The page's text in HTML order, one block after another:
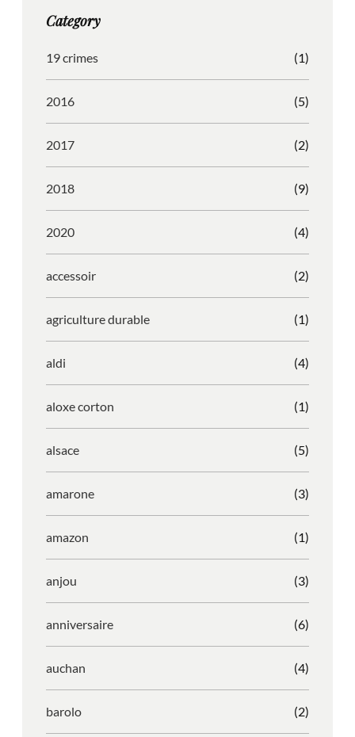
r
m
o
Category
19 crimes (1)
2016 (5)
2017 (2)
2018 (9)
2020 (4)
accessoir (2)
agriculture durable (1)
aldi (4)
aloxe corton (1)
alsace (5)
amarone (3)
amazon (1)
anjou (3)
anniversaire (6)
auchan (4)
barolo (2)